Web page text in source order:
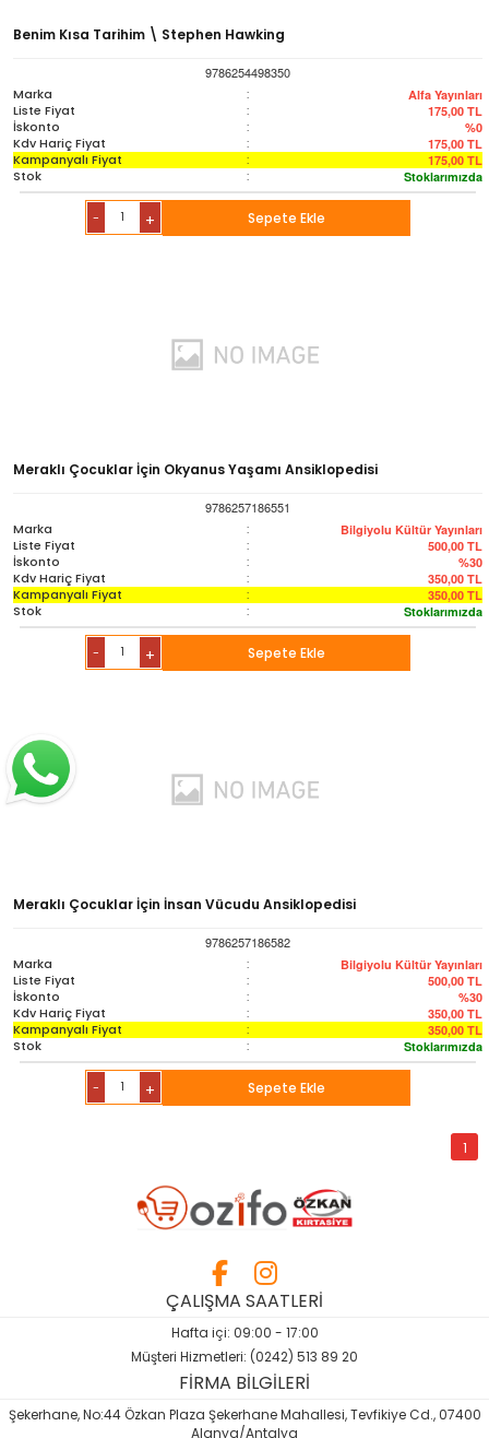
Benim Kısa Tarihim \ Stephen Hawking
9786254498350
Marka
: Alfa Yayınları
Liste Fiyat : 175,00 TL
İskonto : %0
Kdv Hariç Fiyat : 175,00 TL
Kampanyalı Fiyat : 175,00 TL
Stok : Stoklarımızda
- + Sepete Ekle
Meraklı Çocuklar İçin Okyanus Yaşamı Ansiklopedisi
9786257186551
Marka
: Bilgiyolu Kültür Yayınları
Liste Fiyat : 500,00 TL
İskonto : %30
Kdv Hariç Fiyat : 350,00 TL
Kampanyalı Fiyat : 350,00 TL
Stok : Stoklarımızda
- + Sepete Ekle
Meraklı Çocuklar İçin İnsan Vücudu Ansiklopedisi
9786257186582
Marka
: Bilgiyolu Kültür Yayınları
Liste Fiyat : 500,00 TL
İskonto : %30
Kdv Hariç Fiyat : 350,00 TL
Kampanyalı Fiyat : 350,00 TL
Stok : Stoklarımızda
- + Sepete Ekle
1
ÇALIŞMA SAATLERİ
Hafta içi: 09:00 - 17:00
Müşteri Hizmetleri: (0242) 513 89 20
FİRMA BİLGİLERİ
Şekerhane, No:44 Özkan Plaza Şekerhane Mahallesi, Tevfikiye Cd., 07400
Alanya/Antalya